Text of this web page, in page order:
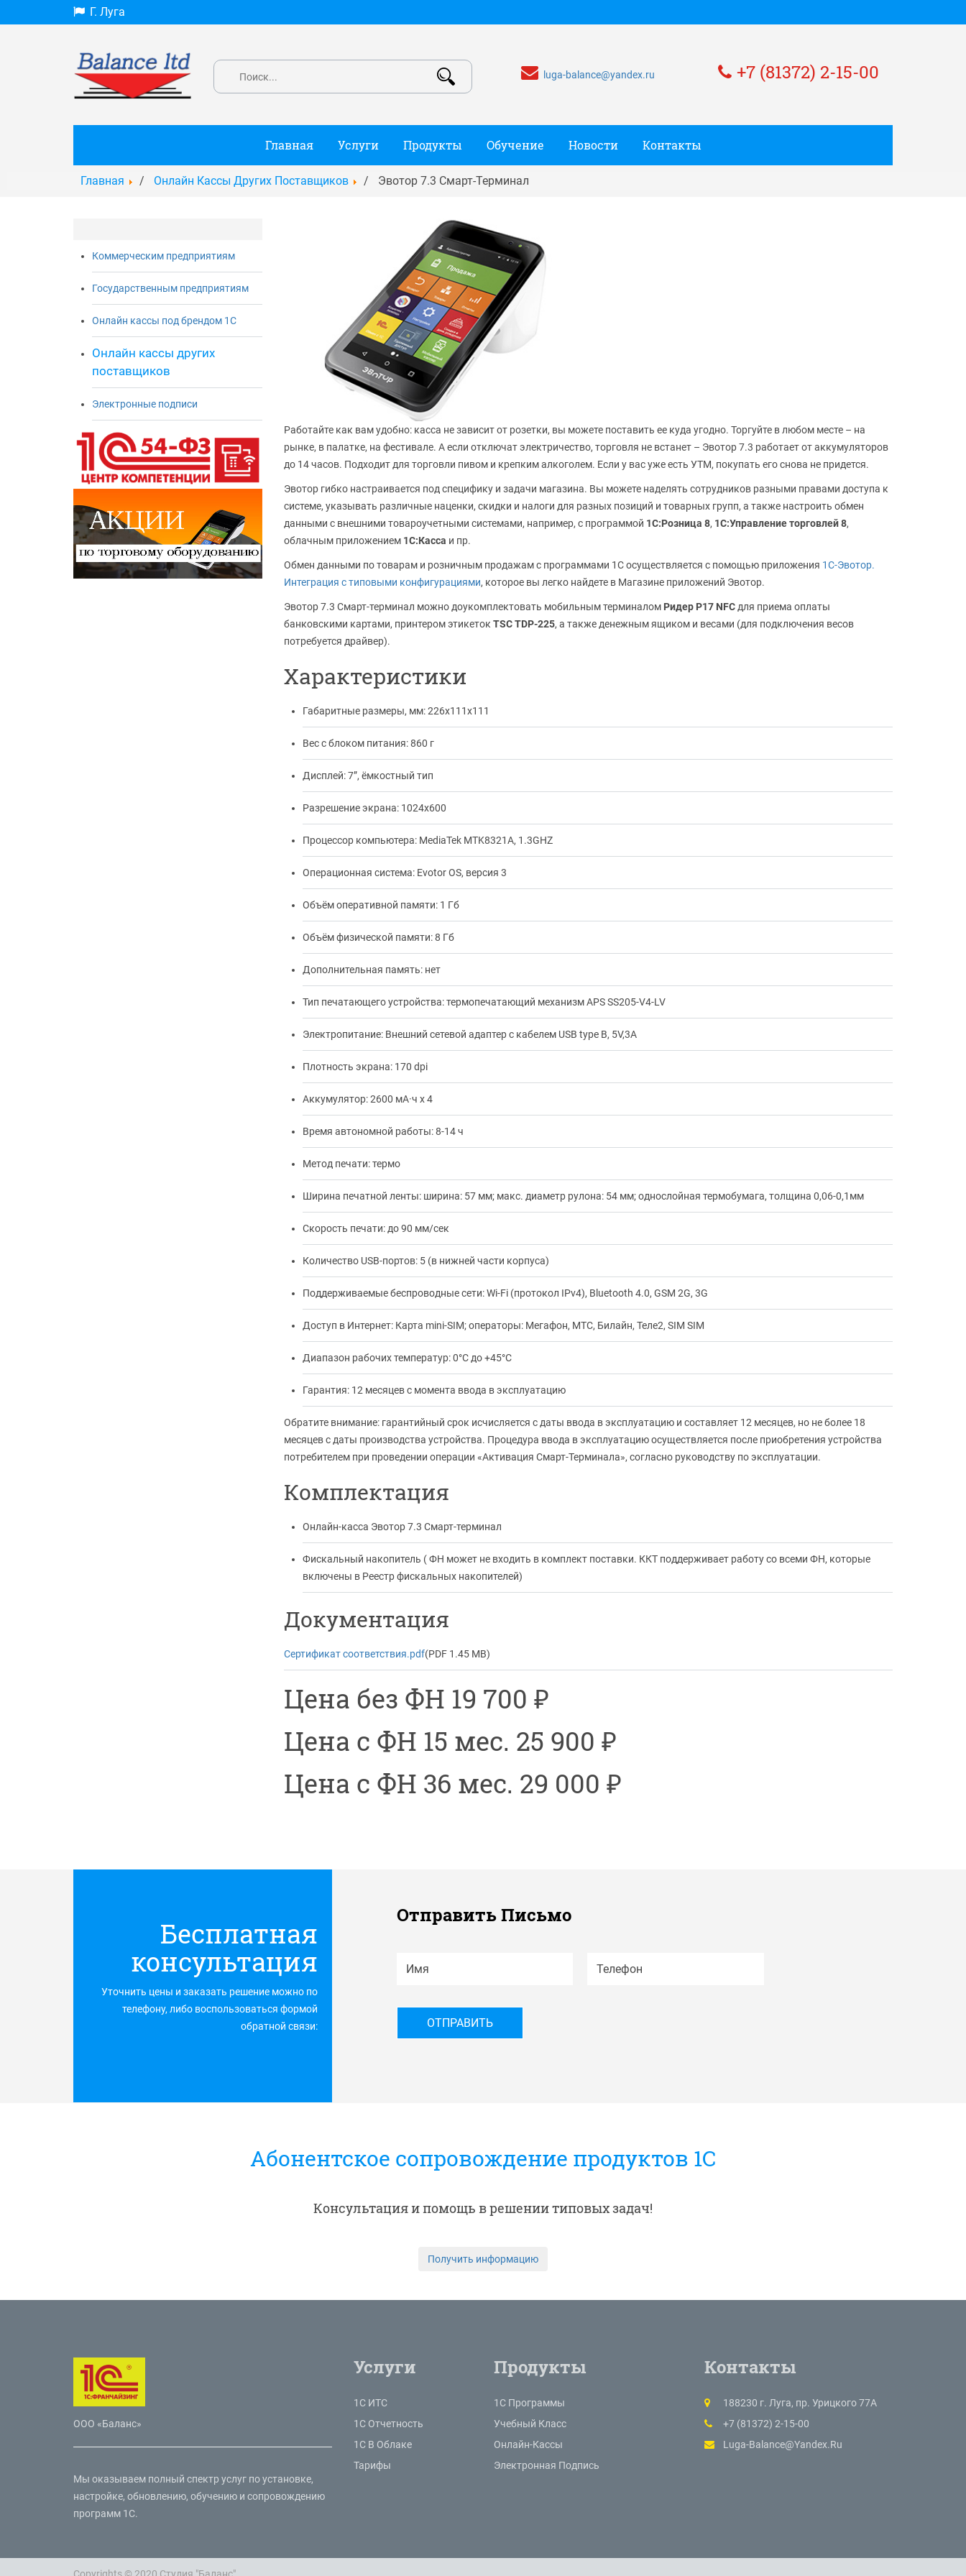
Г. Луга
luga-balance@yandex.ru +7 (81372) 2-15-00
Главная Услуги Продукты Обучение Новости Контакты
Главная Онлайн Кассы Других Поставщиков Эвотор 7.3 Смарт-Терминал
Коммерческим предприятиям
Государственным предприятиям
Онлайн кассы под брендом 1С
Онлайн кассы других
поставщиков
Электронные подписи
Работайте как вам удобно: касса не зависит от розетки, вы можете поставить ее куда угодно. Торгуйте в любом месте – на
рынке, в палатке, на фестивале. А если отключат электричество, торговля не встанет – Эвотор 7.3 работает от аккумуляторов
до 14 часов. Подходит для торговли пивом и крепким алкоголем. Если у вас уже есть УТМ, покупать его снова не придется.
Эвотор гибко настраивается под специфику и задачи магазина. Вы можете наделять сотрудников разными правами доступа к
системе, указывать различные наценки, скидки и налоги для разных позиций и товарных групп, а также настроить обмен
данными с внешними товароучетными системами, например, с программой 1С:Розница 8, 1С:Управление торговлей 8,
облачным приложением 1С:Касса и пр.
Обмен данными по товарам и розничным продажам с программами 1С осуществляется с помощью приложения 1С-Эвотор.
Интеграция с типовыми конфигурациями, которое вы легко найдете в Магазине приложений Эвотор.
Эвотор 7.3 Смарт-терминал можно доукомплектовать мобильным терминалом Ридер P17 NFCдля приема оплаты
банковскими картами, принтером этикеток TSC TDP-225, а также денежным ящиком и весами (для подключения весов
потребуется драйвер).
Характеристики
Габаритные размеры, мм: 226х111х111
Вес с блоком питания: 860 г
Дисплей: 7”, ёмкостный тип
Разрешение экрана: 1024х600
Процессор компьютера: MediaTek MTK8321A, 1.3GHZ
Операционная система: Evotor OS, версия 3
Объём оперативной памяти: 1 Гб
Объём физической памяти: 8 Гб
Дополнительная память: нет
Тип печатающего устройства: термопечатающий механизм APS SS205-V4-LV
Электропитание: Внешний сетевой адаптер с кабелем USB type B, 5V,3A
Плотность экрана: 170 dpi
Аккумулятор: 2600 мА·ч х 4
Время автономной работы: 8-14 ч
Метод печати: термо
Ширина печатной ленты: ширина: 57 мм; макс. диаметр рулона: 54 мм; однослойная термобумага, толщина 0,06-0,1мм
Скорость печати: до 90 мм/сек
Количество USB-портов: 5 (в нижней части корпуса)
Поддерживаемые беспроводные сети: Wi-Fi (протокол IPv4), Bluetooth 4.0, GSM 2G, 3G
Доступ в Интернет: Карта mini-SIM; операторы: Мегафон, МТС, Билайн, Теле2, SIM SIM
Диапазон рабочих температур: 0°C до +45°C
Гарантия: 12 месяцев с момента ввода в эксплуатацию
Обратите внимание: гарантийный срок исчисляется с даты ввода в эксплуатацию и составляет 12 месяцев, но не более 18
месяцев с даты производства устройства. Процедура ввода в эксплуатацию осуществляется после приобретения устройства
потребителем при проведении операции «Активация Смарт-Терминала», согласно руководству по эксплуатации.
Комплектация
Онлайн-касса Эвотор 7.3 Смарт-терминал
Фискальный накопитель ( ФН может не входить в комплект поставки. ККТ поддерживает работу со всеми ФН, которые
включены в Реестр фискальных накопителей)
Документация
Сертификат соответствия.pdf(PDF 1.45 MB)
Цена без ФН 19 700 ₽
Цена с ФН 15 мес. 25 900 ₽
Цена с ФН 36 мес. 29 000 ₽
Бесплатная
консультация
Уточнить цены и заказать решение можно по
телефону, либо воспользоваться формой
обратной связи:
Отправить Письмо
Абонентское сопровождение продуктов 1C
Консультация и помощь в решении типовых задач!
Получить информацию
ООО «Баланс»
Мы оказываем полный спектр услуг по установке,
настройке, обновлению, обучению и сопровождению
программ 1С.
Услуги
1С ИТС
1С Отчетность
1С В Облаке
Тарифы
Продукты
1С Программы
Учебный Класс
Онлайн-Кассы
Электронная Подпись
Контакты
188230 г. Луга, пр. Урицкого 77А
+7 (81372) 2-15-00
Luga-Balance@yandex.ru
Copyrights © 2020 Студия "Баланс"